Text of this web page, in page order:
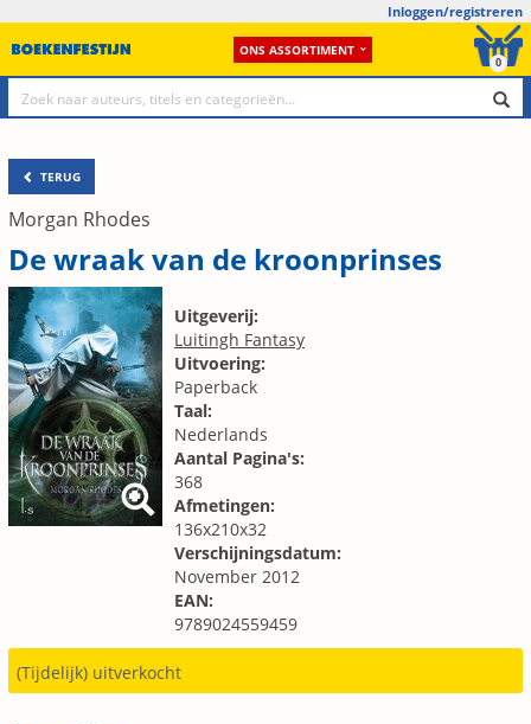
Inloggen/registreren
ONS ASSORTIMENT
0
TERUG
Morgan Rhodes
De wraak van de kroonprinses
Uitgeverij:
Luitingh Fantasy
Uitvoering:
Paperback
Taal:
Nederlands
Aantal Pagina's:
368
Afmetingen:
136x210x32
Verschijningsdatum:
November 2012
EAN:
9789024559459
(Tijdelijk) uitverkocht